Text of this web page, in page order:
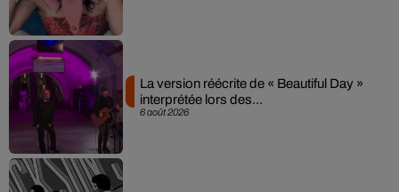
6 août 2026
La version réécrite de « Beautiful Day »
interprétée lors des...